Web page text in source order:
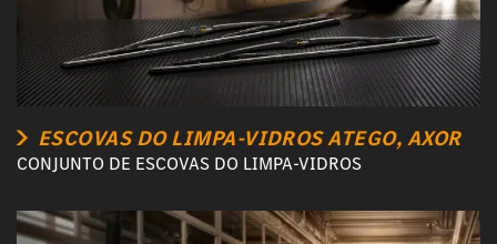
ESCOVAS DO LIMPA-VIDROS ATEGO, AXOR
CONJUNTO DE ESCOVAS DO LIMPA-VIDROS